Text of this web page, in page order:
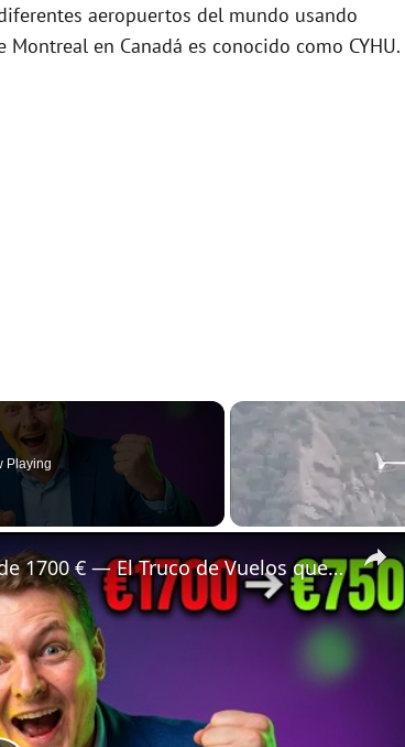
aeropuertos del mundo usando
en Canadá es conocido como CYHU.
Playing
✈️ Bali a Estrasburgo por 750 € en vez de 1700 € — El Truco de Vuelos que Ocultan las Comparadoras 🤯